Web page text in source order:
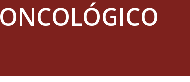
ONCOLÓGICO